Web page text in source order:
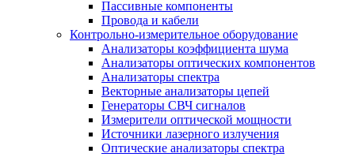
Пассивные компоненты
Провода и кабели
Контрольно-измерительное оборудование
Анализаторы коэффициента шума
Анализаторы оптических компонентов
Анализаторы спектра
Векторные анализаторы цепей
Генераторы СВЧ сигналов
Измерители оптической мощности
Источники лазерного излучения
Оптические анализаторы спектра